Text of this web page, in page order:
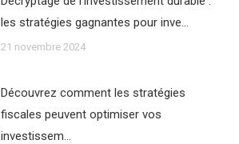
les stratégies gagnantes pour inve…
21 novembre 2024
Découvrez comment les stratégies
fiscales peuvent optimiser vos
investissem…